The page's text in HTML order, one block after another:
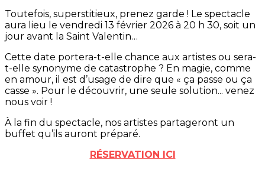
Toutefois, superstitieux, prenez garde ! Le spectacle
aura lieu le vendredi 13 février 2026 à 20 h 30, soit un
jour avant la Saint Valentin…
Cette date portera-t-elle chance aux artistes ou sera-
t-elle synonyme de catastrophe ? En magie, comme
en amour, il est d’usage de dire que « ça passe ou ça
casse ». Pour le découvrir, une seule solution... venez
nous voir !
À la fin du spectacle, nos artistes partageront un
buffet qu’ils auront préparé.
RÉSERVATION ICI